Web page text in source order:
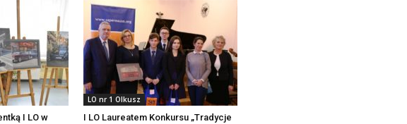
I LO w
LO nr 1 Olkusz
I LO Laureatem Konkursu „Tradycje